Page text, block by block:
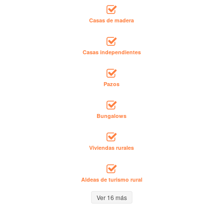
Casas de madera
Casas independientes
Pazos
Bungalows
Viviendas rurales
Aldeas de turismo rural
Ver 16 más